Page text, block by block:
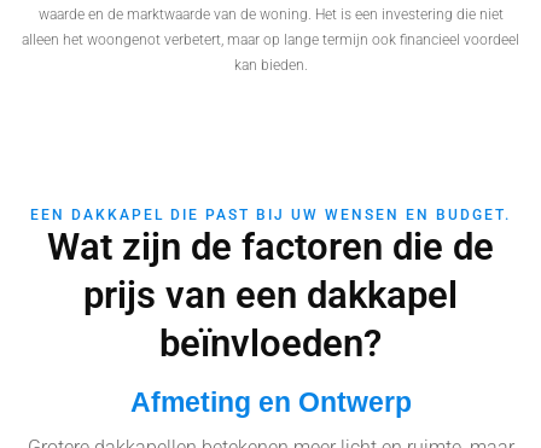
waarde en de marktwaarde van de woning. Het is een investering die niet
alleen het woongenot verbetert, maar op lange termijn ook financieel voordeel
kan bieden.
EEN DAKKAPEL DIE PAST BIJ UW WENSEN EN BUDGET.
Wat zijn de factoren die de
prijs van een dakkapel
beïnvloeden?
Afmeting en Ontwerp